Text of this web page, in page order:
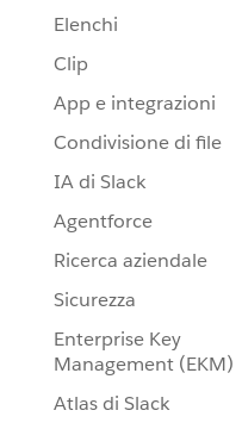
Elenchi
Clip
App e integrazioni
Condivisione di file
IA di Slack
Agentforce
Ricerca aziendale
Sicurezza
Enterprise Key
Management (EKM)
Atlas di Slack